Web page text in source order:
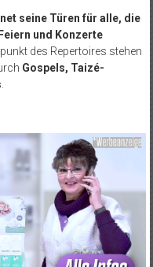
seine Türen für alle, die
und Konzerte
des Repertoires stehen
Gospels, Taizé-